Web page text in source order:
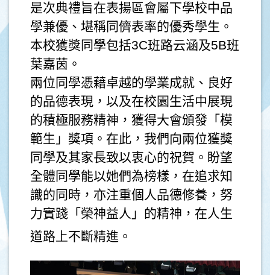
是次典禮旨在表揚區會屬下學校中品
學兼優、堪稱同儕表率的優秀學生。
本校獲獎同學包括3C班路云涵及5B班
葉嘉茵。
兩位同學憑藉卓越的學業成就、良好
的品德表現，以及在校園生活中展現
的積極服務精神，獲得大會頒發「模
範生」獎項。在此，我們向兩位獲獎
同學及其家長致以衷心的祝賀。盼望
全體同學能以她們為榜樣，在追求知
識的同時，亦注重個人品德修養，努
力實踐「榮神益人」的精神，在人生
道路上不斷精進。